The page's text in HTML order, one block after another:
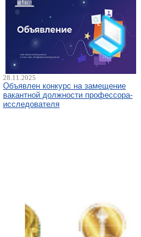
28.11.2025
Объявлен конкурс на замещение
вакантной должности профессора-
исследователя